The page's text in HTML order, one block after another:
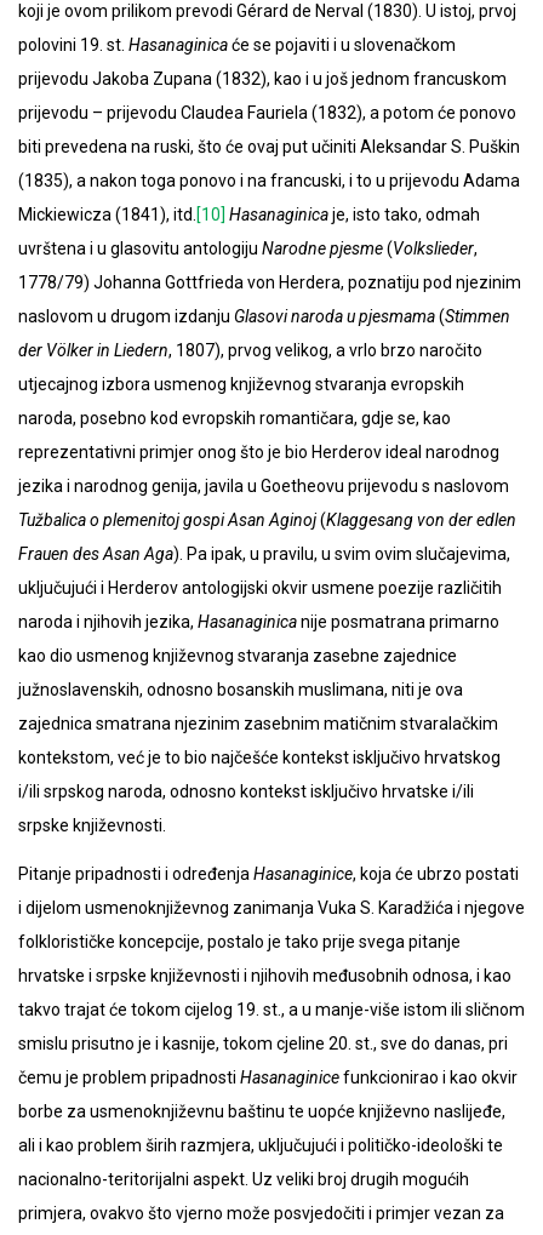
koji je ovom prilikom prevodi Gérard de Nerval (1830). U istoj, prvoj
polovini 19. st. Hasanaginicaće se pojaviti i u slovenačkom
prijevodu Jakoba Zupana (1832), kao i u još jednom francuskom
prijevodu – prijevodu Claudea Fauriela (1832), a potom će ponovo
biti prevedena na ruski, što će ovaj put učiniti Aleksandar S. Puškin
(1835), a nakon toga ponovo i na francuski, i to u prijevodu Adama
Mickiewicza (1841), itd.[10] Hasanaginicaje, isto tako, odmah
uvrštena i u glasovitu antologiju Narodne pjesme(Volkslieder,
1778/79) Johanna Gottfrieda von Herdera, poznatiju pod njezinim
naslovom u drugom izdanju Glasovi naroda u pjesmama(Stimmen
der Völkerin Liedern, 1807), prvog velikog, a vrlo brzo naročito
utjecajnog izbora usmenog književnog stvaranja evropskih
naroda, posebno kod evropskih romantičara, gdje se, kao
reprezentativni primjer onog što je bio Herderov ideal narodnog
jezika i narodnog genija, javila u Goetheovu prijevodu s naslovom
Tužbalica o plemenitoj gospi Asan Aginoj(Klaggesang von der edlen
Frauen des Asan Aga). Pa ipak, u pravilu, u svim ovim slučajevima,
uključujući i Herderov antologijski okvir usmene poezije različitih
naroda i njihovih jezika, Hasanaginicanije posmatrana primarno
kao dio usmenog književnog stvaranja zasebne zajednice
južnoslavenskih, odnosno bosanskih muslimana, niti je ova
zajednica smatrana njezinim zasebnim matičnim stvaralačkim
kontekstom, već je to bio najčešće kontekst isključivo hrvatskog
i/ili srpskog naroda, odnosno kontekst isključivo hrvatske i/ili
srpske književnosti.
Pitanje pripadnosti i određenjaHasanaginice, koja će ubrzo postati
i dijelom usmenoknjiževnog zanimanja Vuka S. Karadžića i njegove
folklorističke koncepcije, postalo je tako prije svega pitanje
hrvatske i srpske književnosti i njihovih međusobnih odnosa, i kao
takvo trajat će tokom cijelog 19. st., a u manje-više istom ili sličnom
smislu prisutno je i kasnije, tokom cjeline 20. st., sve do danas, pri
čemu je problem pripadnosti Hasanaginicefunkcionirao i kao okvir
borbe za usmenoknjiževnu baštinu te uopće književno naslijeđe,
ali i kao problem širih razmjera, uključujući i političko-ideološki te
nacionalno-teritorijalni aspekt. Uz veliki broj drugih mogućih
primjera, ovakvo što vjerno može posvjedočiti i primjer vezan za